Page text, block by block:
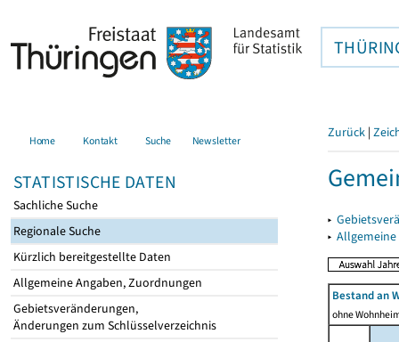
Home Kontakt Suche Newsletter
STATISTISCHE DATEN
Sachliche Suche
Regionale Suche
Kürzlich bereitgestellte Daten
Allgemeine Angaben, Zuordnungen
Gebietsveränderungen,
Änderungen zum Schlüsselverzeichnis
Zurück |
▸
▸
Bestand an
ohne